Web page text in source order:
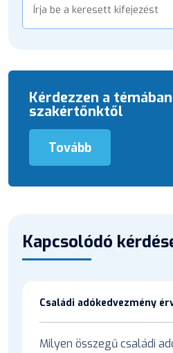
Kérdezzen a témában
szakértőnktől
Tovább
Kapcsolódó
Családi adókedvezmény
Milyen összegű családi